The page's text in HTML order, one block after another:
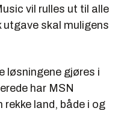
vil rulles ut til alle
utgave skal muligens
løsningene gjøres i
har MSN
land, både i og